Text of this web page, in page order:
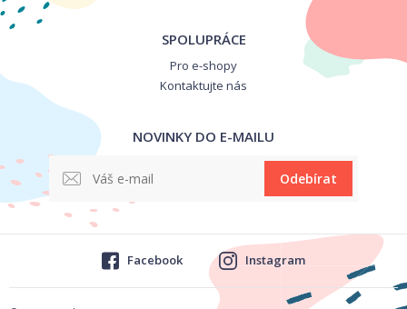
SPOLUPRÁCE
Pro e-shopy
Kontaktujte nás
NOVINKY DO E-MAILU
Odebírat
Facebook Instagram